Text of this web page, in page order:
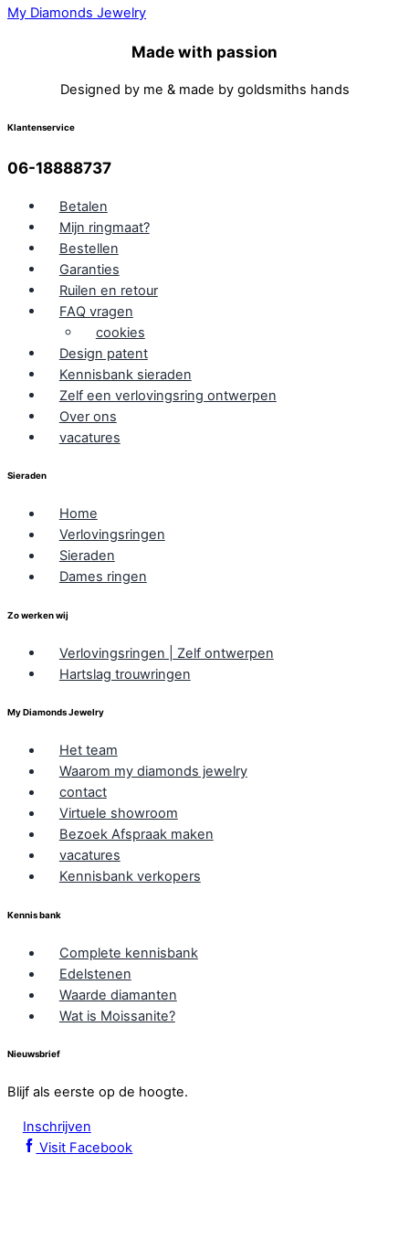
Made with passion
Designed by me & made by goldsmiths hands
Klantenservice
06-18888737
Betalen
Mijn ringmaat?
Bestellen
Garanties
Ruilen en retour
FAQ vragen
cookies
Design patent
Kennisbank sieraden
Zelf een verlovingsring ontwerpen
Over ons
vacatures
Sieraden
Home
Verlovingsringen
Sieraden
Dames ringen
Zo werken wij
Verlovingsringen | Zelf ontwerpen
Hartslag trouwringen
My Diamonds Jewelry
Het team
Waarom my diamonds jewelry
contact
Virtuele showroom
Bezoek Afspraak maken
vacatures
Kennisbank verkopers
Kennis bank
Complete kennisbank
Edelstenen
Waarde diamanten
Wat is Moissanite?
Nieuwsbrief
Blijf als eerste op de hoogte.
Inschrijven
Visit Facebook